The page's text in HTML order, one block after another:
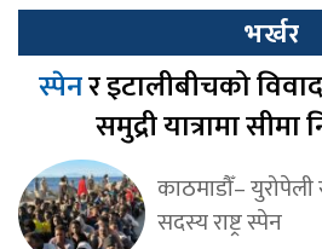
भर्खर
स्पेनर इटालीबीचको
समुद्री यात्रामा सीमा
काठमाडौँ–
सदस्य राष्ट्र स्पेन